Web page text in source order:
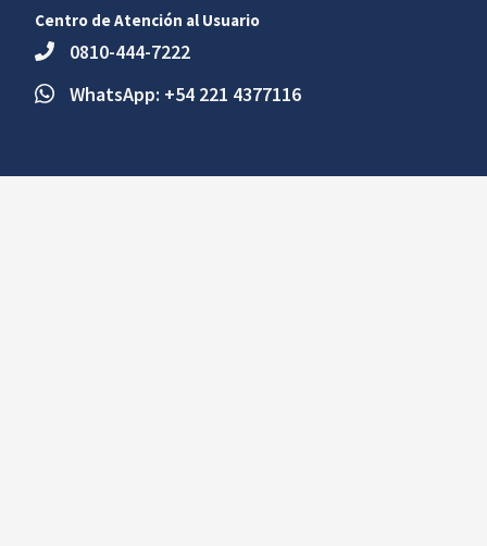
Centro de Atención al Usuario
0810-444-7222
WhatsApp: +54 221 4377116